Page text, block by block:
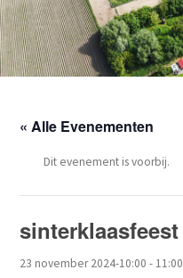
« Alle Evenementen
Dit evenement is voorbij.
sinterklaasfeest
23 november 2024-10:00 - 11:00